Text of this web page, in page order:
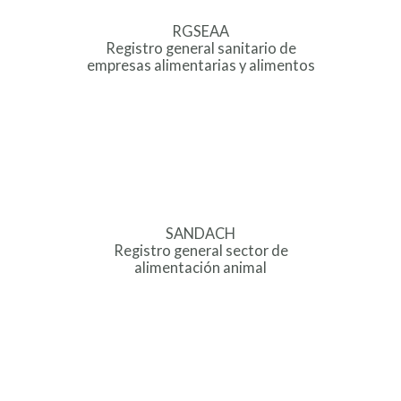
RGSEAA
Registro general sanitario de
empresas alimentarias y alimentos
SANDACH
Registro general sector de
alimentación animal